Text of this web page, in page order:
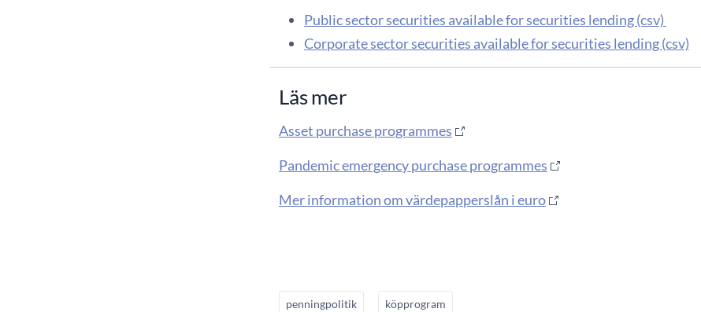
Public sector securities available for securities lending (csv)
Corporate sector securities available for securities lending (csv)
Läs mer
Asset purchase programmes
Pandemic emergency purchase programmes
Mer information om värdepapperslån i euro
penningpolitik köpprogram